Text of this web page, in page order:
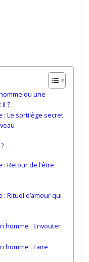
ou une
il ?
: Le sortilège secret
Retour de l’être
Rituel d’amour qui
homme : Envouter
homme : Faire